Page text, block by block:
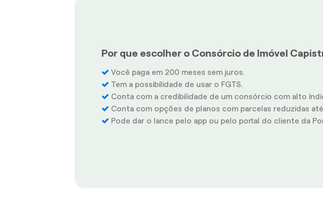
Por que escolher o Consórcio de Imóvel
Você paga em 200 meses sem juros.
Tem a possibilidade de usar o FGTS.
Conta com a credibilidade de um consórcio com alto
Conta com opções de planos com parcelas reduzidas
Pode dar o lance pelo app ou pelo portal do cliente da